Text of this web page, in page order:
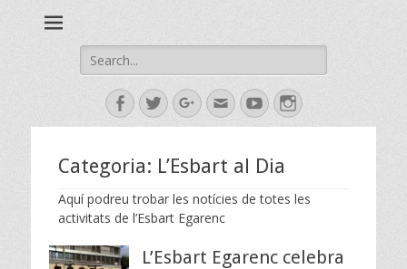
Search
for:
Facebook
TwitterGoogleplus
EmailYouTubeInstagram
Categoria: L’Esbart al Dia
Aquí podreu trobar les notícies de totes les
activitats de l’Esbart Egarenc
L’Esbart Egarenc celebra